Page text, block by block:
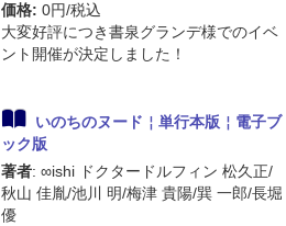
価格: 0円/税込
大変好評につき書泉グランデ様でのイベ
ント開催が決定しました！
いのちのヌード￤単行本版￤電子ブ
ック版
著者: ∞ishi ドクタードルフィン 松久正/
秋山 佳胤/池川 明/梅津 貴陽/巽 一郎/長堀
優